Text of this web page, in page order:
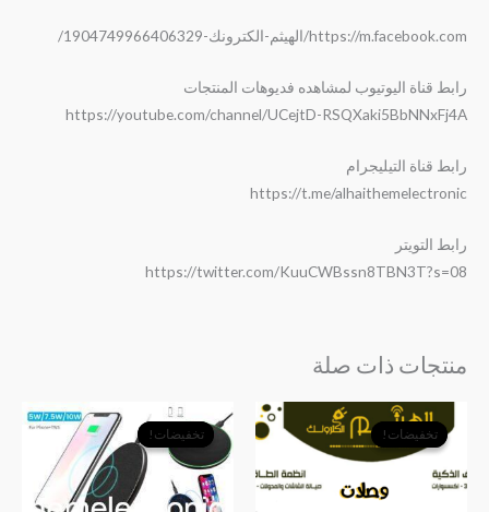
https://m.facebook.com/الهيثم-الكترونك-1904749966406329/
رابط قناة اليوتيوب لمشاهده فديوهات المنتجات
https://youtube.com/channel/UCejtD-RSQXaki5BbNNxFj4A
رابط قناة التيليجرام
https://t.me/alhaithemelectronic
رابط التويتر
https://twitter.com/KuuCWBssn8TBN3T?s=08
منتجات ذات صلة
تخفيضات!
تخفيضات!
السعر
الأصلي
هو:
﷼3,500.
السعر
الحالي
هو:
﷼2,000.
تخفيضات!
تخفيضات!
السعر
الأصلي
هو:
﷼6,500.
السعر
الحالي
هو: